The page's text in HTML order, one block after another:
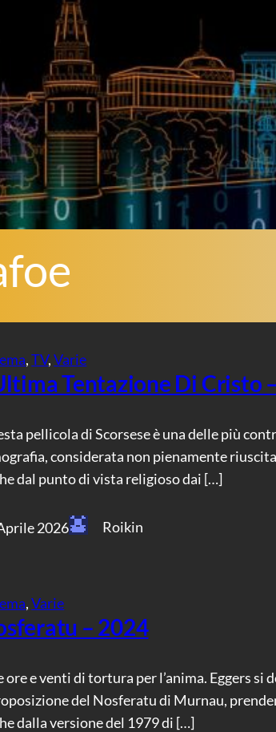
, TV, Varie
Tentazione Di Cristo
pellicola di Scorsese è una delle più
considerata non pienamente
dal punto di vista religioso dai […]
2026 Roikin
, Varie
– 2024
ore e venti di tortura per l’anima. Eggers si
del Nosferatu di Murnau,
dalla versione del 1979 di […]